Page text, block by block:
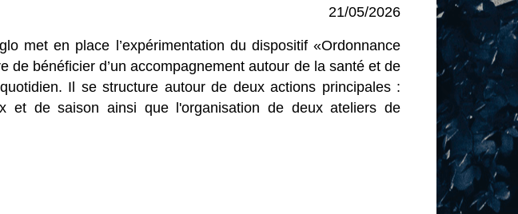
21/05/2026
met en place l’expérimentation du dispositif «Ordonnance
bénéficier d’un accompagnement autour de la santé et de
Il se structure autour de deux actions principales :
et de saison ainsi que l'organisation de deux ateliers de